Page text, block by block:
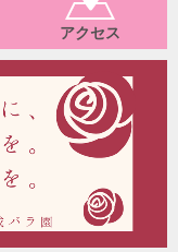
アクセス